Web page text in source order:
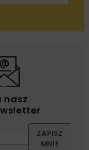
nasz
ZAPISZ
MNIE